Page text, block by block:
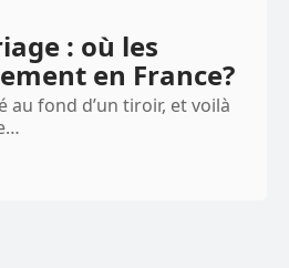
: où les
en France?
au fond d’un tiroir, et voilà
…